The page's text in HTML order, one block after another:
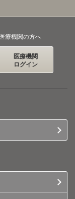
医療機関の方へ
医療機関
ログイン